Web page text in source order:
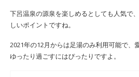
下呂温泉の源泉を楽しめるとしても人気で
しいポイントですね。
2021年の12月からは足湯のみ利用可能で、
ゆったり過ごすにはぴったりですよ。